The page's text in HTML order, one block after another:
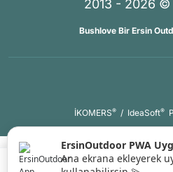
2013 - 2026 ©
Bushlove Bir Ersin
İKOMERS® / IdeaSoft®
ErsinOutdoor PWA
Ana ekrana ekleyerek